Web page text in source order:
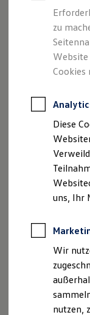
Leasing
Anpfiff
ID.
Der
zu
Diese
uns, Ihr
Wir
nutzen,